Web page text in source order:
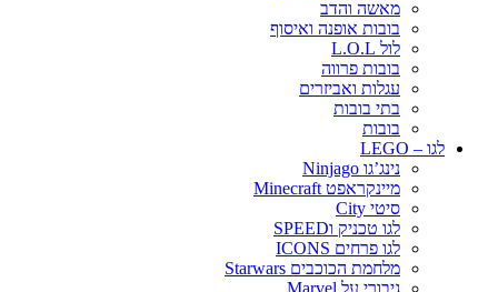
מאשה והדב
בובות אופנה ואיסוף
לול L.O.L
בובות פרווה
עגלות ואביזרים
בתי בובות
בובות
לגו – LEGO
נינג’גו Ninjago
מיינקראפט Minecraft
סיטי City
לגו טכניק וSPEED
לגו פרחים ICONS
מלחמת הכוכבים Starwars
גיבורי על Marvel